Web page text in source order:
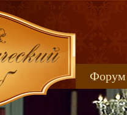
Форум